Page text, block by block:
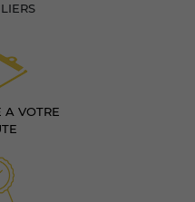
A VOTRE